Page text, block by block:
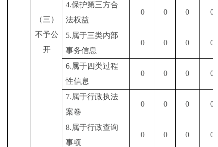
（三）
不予公
开
4.保护第三方合
法权益
0 0 0 0
5.属于三类内部
事务信息
0 0 0 0
6.属于四类过程
性信息
0 0 0 0
7.属于行政执法
案卷
0 0 0 0
8.属于行政查询
事项
0 0 0 0